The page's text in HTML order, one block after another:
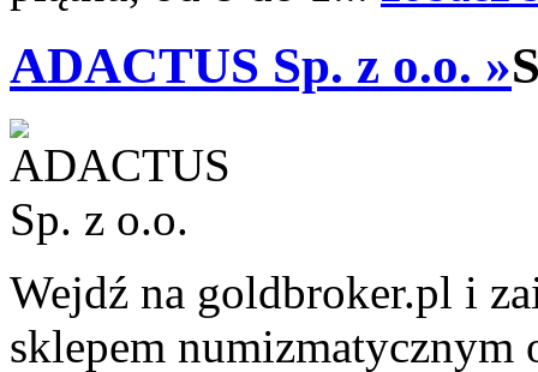
ADACTUS Sp. z o.o. »
Wejdź na goldbroker.pl i
sklepem numizmatycznym